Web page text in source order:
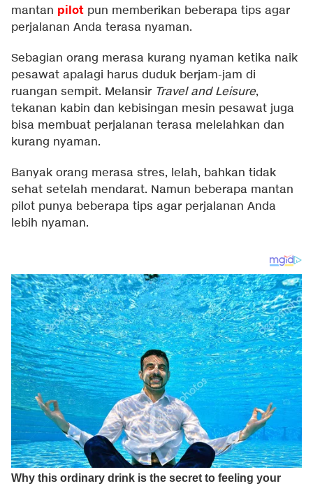
mantan pilot pun memberikan beberapa tips agar
perjalanan Anda terasa nyaman.
Sebagian orang merasa kurang nyaman ketika naik
pesawat apalagi harus duduk berjam-jam di
ruangan sempit. Melansir Travel and Leisure,
tekanan kabin dan kebisingan mesin pesawat juga
bisa membuat perjalanan terasa melelahkan dan
kurang nyaman.
Banyak orang merasa stres, lelah, bahkan tidak
sehat setelah mendarat. Namun beberapa mantan
pilot punya beberapa tips agar perjalanan Anda
lebih nyaman.